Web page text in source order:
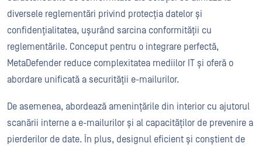
diversele reglementări privind protecția datelor și
confidențialitatea, ușurând sarcina conformității cu
reglementările. Conceput pentru o integrare perfectă,
MetaDefender reduce complexitatea mediilor IT și oferă o
abordare unificată a securității e-mailurilor.
De asemenea, abordează amenințările din interior cu ajutorul
scanării interne a e-mailurilor și al capacităților de prevenire a
pierderilor de date. În plus, designul eficient și conștient de